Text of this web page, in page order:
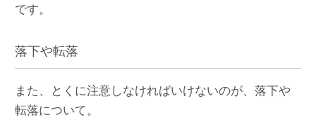
です。
落下や転落
また、とくに注意しなければいけないのが、落下や
転落について。